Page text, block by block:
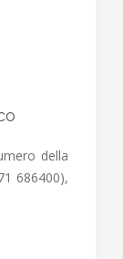
della
686400),